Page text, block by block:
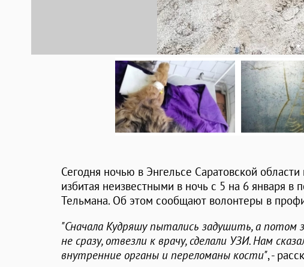
Сегодня ночью в Энгельсе Саратовской области
избитая неизвестными в ночь с 5 на 6 января
Тельмана. Об этом сообщают волонтеры в
"Сначала Кудряшу пытались задушить, а потом
не сразу, отвезли к врачу, сделали УЗИ. Нам
внутренние органы и переломаны кости", -